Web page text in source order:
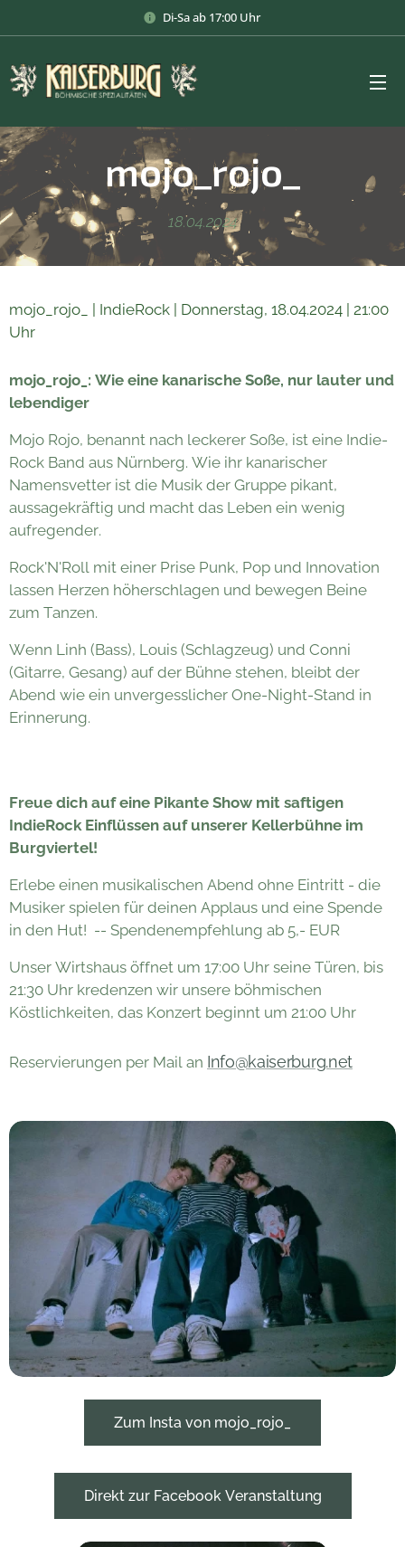
Di-Sa ab 17:00 Uhr
mojo_rojo_
18.04.2024
mojo_rojo_ | IndieRock | Donnerstag, 18.04.2024 | 21:00
Uhr
mojo_rojo_: Wie eine kanarische Soße, nur lauter und
lebendiger
Mojo Rojo, benannt nach leckerer Soße, ist eine Indie-
Rock Band aus Nürnberg. Wie ihr kanarischer
Namensvetter ist die Musik der Gruppe pikant,
aussagekräftig und macht das Leben ein wenig
aufregender.
Rock'N'Roll mit einer Prise Punk, Pop und Innovation
lassen Herzen höherschlagen und bewegen Beine
zum Tanzen.
Wenn Linh (Bass), Louis (Schlagzeug) und Conni
(Gitarre, Gesang) auf der Bühne stehen, bleibt der
Abend wie ein unvergesslicher One-Night-Stand in
Erinnerung.
Freue dich auf eine Pikante Show mit saftigen
IndieRock Einflüssen auf unserer Kellerbühne im
Burgviertel!
Erlebe einen musikalischen Abend ohne Eintritt - die
Musiker spielen für deinen Applaus und eine Spende
in den Hut! -- Spendenempfehlung ab 5,- EUR
Unser Wirtshaus öffnet um 17:00 Uhr seine Türen, bis
21:30 Uhr kredenzen wir unsere böhmischen
Köstlichkeiten, das Konzert beginnt um 21:00 Uhr
Reservierungen per Mail an Info@kaiserburg.net
Zum Insta von mojo_rojo_
Direkt zur Facebook Veranstaltung